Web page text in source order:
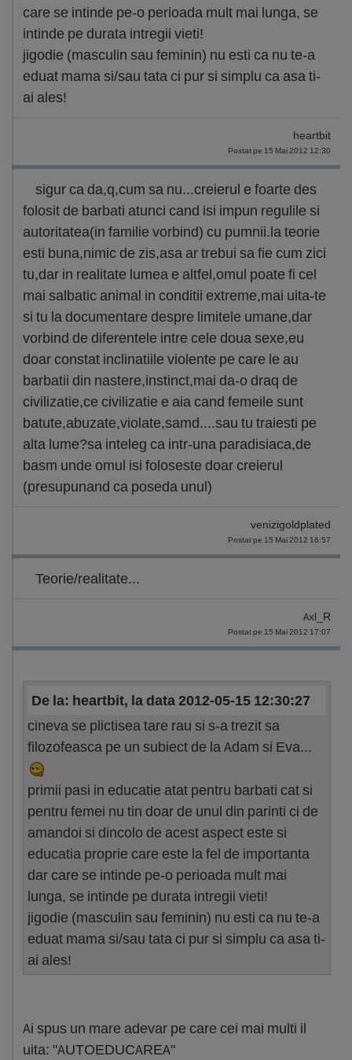
care se intinde pe-o perioada mult mai lunga, se
intinde pe durata intregii vieti!
jigodie (masculin sau feminin) nu esti ca nu te-a
eduat mama si/sau tata ci pur si simplu ca asa ti-
ai ales!
heartbit
Postat pe 15 Mai 2012 12:30
sigur ca da,q,cum sa nu...creierul e foarte des
folosit de barbati atunci cand isi impun regulile si
autoritatea(in familie vorbind) cu pumnii.la teorie
esti buna,nimic de zis,asa ar trebui sa fie cum zici
tu,dar in realitate lumea e altfel,omul poate fi cel
mai salbatic animal in conditii extreme,mai uita-te
si tu la documentare despre limitele umane,dar
vorbind de diferentele intre cele doua sexe,eu
doar constat inclinatiile violente pe care le au
barbatii din nastere,instinct,mai da-o draq de
civilizatie,ce civilizatie e aia cand femeile sunt
batute,abuzate,violate,samd....sau tu traiesti pe
alta lume?sa inteleg ca intr-una paradisiaca,de
basm unde omul isi foloseste doar creierul
(presupunand ca poseda unul)
venizigoldplated
Postat pe 15 Mai 2012 16:57
Teorie/realitate...
Axl_R
Postat pe 15 Mai 2012 17:07
De la: heartbit, la data 2012-05-15 12:30:27
cineva se plictisea tare rau si s-a trezit sa
filozofeasca pe un subiect de la Adam si Eva...
primii pasi in educatie atat pentru barbati cat si
pentru femei nu tin doar de unul din parinti ci de
amandoi si dincolo de acest aspect este si
educatia proprie care este la fel de importanta
dar care se intinde pe-o perioada mult mai
lunga, se intinde pe durata intregii vieti!
jigodie (masculin sau feminin) nu esti ca nu te-a
eduat mama si/sau tata ci pur si simplu ca asa ti-
ai ales!
Ai spus un mare adevar pe care cei mai multi il
uita: "AUTOEDUCAREA"